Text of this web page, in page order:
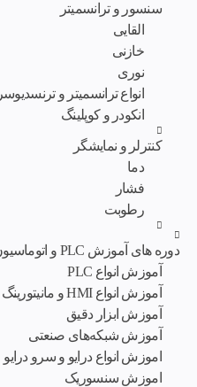
سنسور و ترانسمیتر
القایی
خازنی
نوری
انواع ترانسمیتر و ترنسدیوسر
انکودر و کوپلینگ
کنترلر و نمایشگر
دما
فشار
رطوبت
دوره های آموزش PLC و اتوماسیون صنعتی
آموزش انواع PLC
آموزش انواع HMI و مانیتورینگ
آموزش ابزار دقیق
آموزش شبکه‌های صنعتی
اموزش انواع درایو و سرو درایو
اموزش سنسوریک